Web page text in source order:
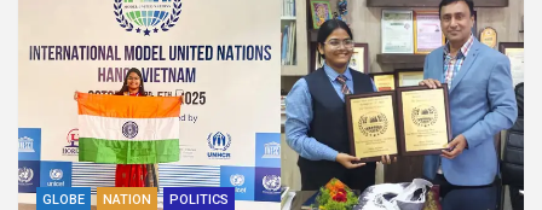
GLOBE NATION POLITICS